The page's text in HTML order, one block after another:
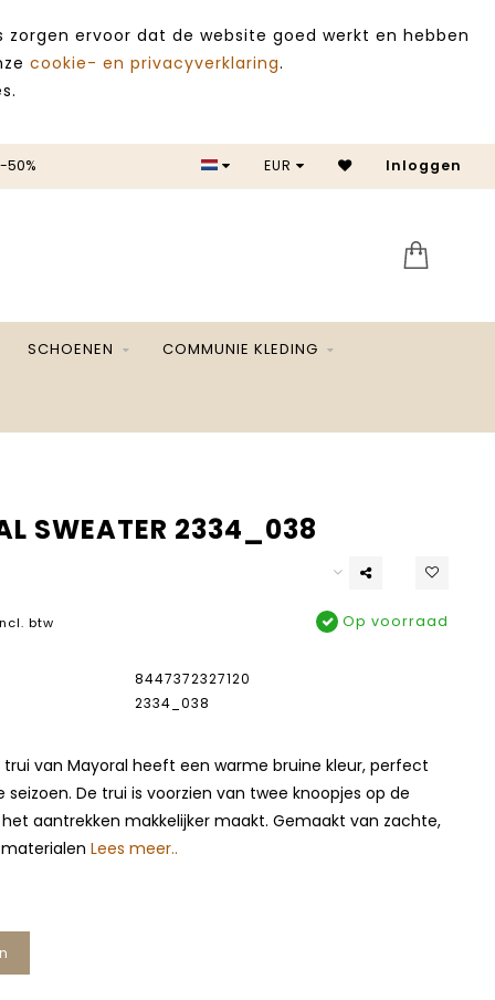
ervoor dat de website goed werkt en hebben
cookie- en privacyverklaring.
50% SALE
EUR Inloggen
SCHOENEN COMMUNIE KLEDING
SWEATER 2334_038
btw Op voorraad
8447372327120
2334_038
trui van Mayoral heeft een warme bruine kleur, perfect
seizoen. De trui is voorzien van twee knoopjes op de
aantrekken makkelijker maakt. Gemaakt van zachte,
Lees meer..